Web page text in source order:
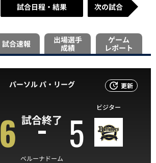
試合日程・結果 次の試合
試合速報
出場選手
成績
ゲーム
レポート
更新
パーソル パ・リーグ
試合終了
6 5
ビジター
ベルーナドーム